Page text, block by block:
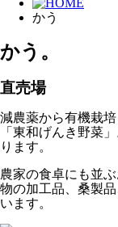
かう
かう。
直売場
減農薬から有機栽
「東和げんき野菜
ります。
農家の食卓にも並
物の加工品、桑製
います。